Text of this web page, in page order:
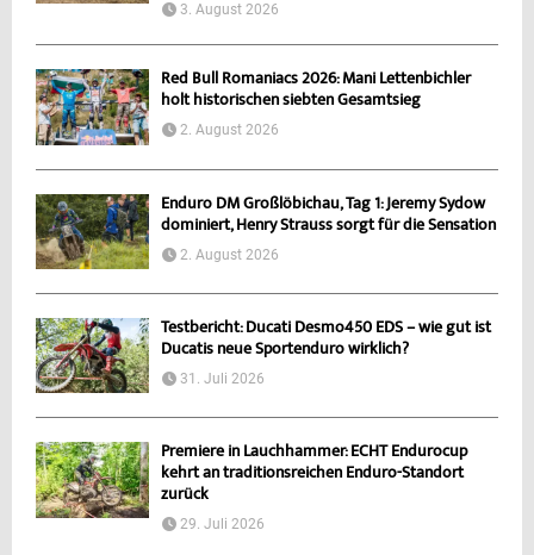
3. August 2026
Red Bull Romaniacs 2026: Mani Lettenbichler
holt historischen siebten Gesamtsieg
2. August 2026
Enduro DM Großlöbichau, Tag 1: Jeremy Sydow
dominiert, Henry Strauss sorgt für die Sensation
2. August 2026
Testbericht: Ducati Desmo450 EDS – wie gut ist
Ducatis neue Sportenduro wirklich?
31. Juli 2026
Premiere in Lauchhammer: ECHT Endurocup
kehrt an traditionsreichen Enduro-Standort
zurück
29. Juli 2026